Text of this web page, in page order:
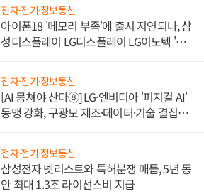
전자·전기·정보통신
아이폰18 '메모리 부족'에 출시 지연되나, 삼
성디스플레이 LG디스플레이 LG이노텍 '탈
전자·전기·정보통신
[AI 뭉쳐야 산다⑧] LG·엔비디아 '피지컬 AI'
동맹 강화, 구광모 제조·데이터·기술 결집
전자·전기·정보통신
삼성전자 넷리스트와 특허분쟁 매듭, 5년 동
안 최대 1.3조 라이선스비 지급